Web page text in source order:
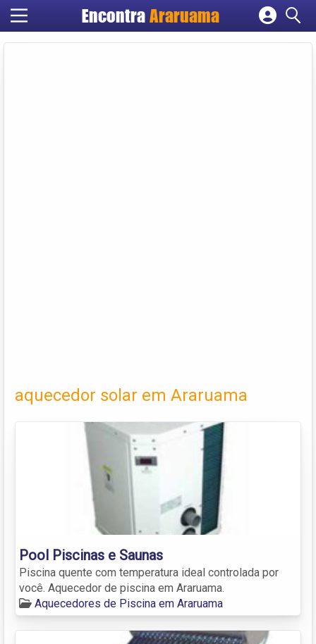
EncontraAraruama
Cadastrar empresa
aquecedor solar em Araruama
Pool Piscinas e Saunas
Piscina quente com temperatura ideal controlada por
você. Aquecedor de piscina em Araruama.
Aquecedores de Piscina em Araruama